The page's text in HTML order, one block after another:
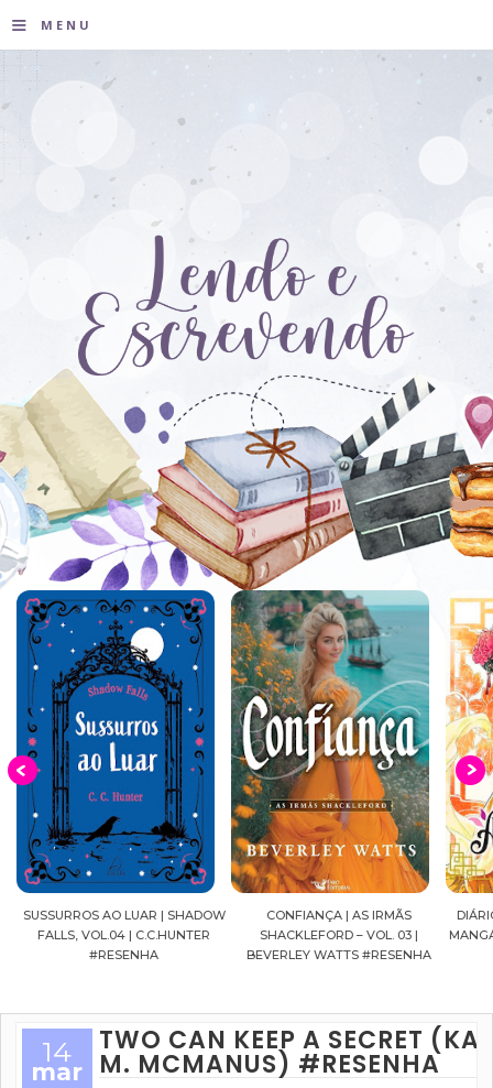
≡ MENU
LUAR | SHADOW
| C.C.HUNTER
CONFIANÇA | AS IRMÃS
SHACKLEFORD – VOL. 03 |
BEVERLEY WATTS #RESENHA
DIÁRIOS DE UMA
MANGÁ, VOL.04 |
14
mar
TWO CAN KEEP A SECRET
M. MCMANUS) #RESENHA